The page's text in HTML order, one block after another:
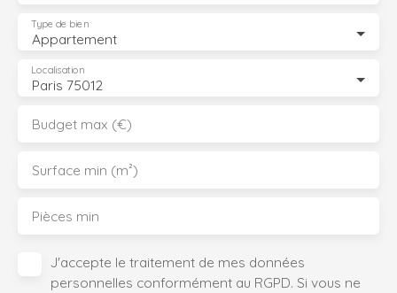
Appartement
Type de bien
Paris 75012
Localisation
Budget max (€)
Surface min (m²)
Pièces min
J'accepte le traitement de mes données
personnelles conformément au RGPD. Si vous ne